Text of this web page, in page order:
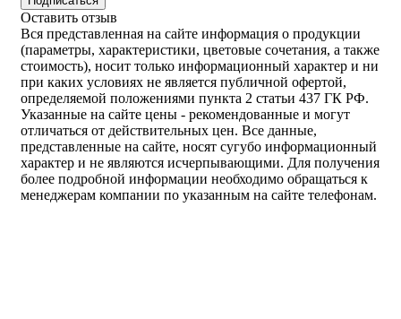
Оставить отзыв
Вся представленная на сайте информация о продукции
(параметры, характеристики, цветовые сочетания, а также
стоимость), носит только информационный характер и ни
при каких условиях не является публичной офертой,
определяемой положениями пункта 2 статьи 437 ГК РФ.
Указанные на сайте цены - рекомендованные и могут
отличаться от действительных цен. Все данные,
представленные на сайте, носят сугубо информационный
характер и не являются исчерпывающими. Для получения
более подробной информации необходимо обращаться к
менеджерам компании по указанным на сайте телефонам.